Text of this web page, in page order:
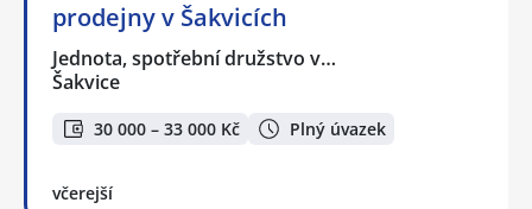
prodejny v Šakvicích
Jednota, spotřební družstvo v…
Šakvice
30 000 – 33 000 Kč Plný úvazek
včerejší